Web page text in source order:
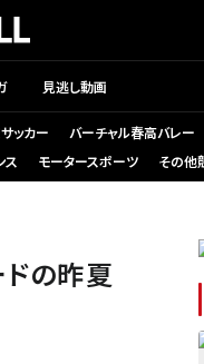
見逃し動画
ッカー バーチャル春高バレー
ス モータースポーツ その他
の昨夏